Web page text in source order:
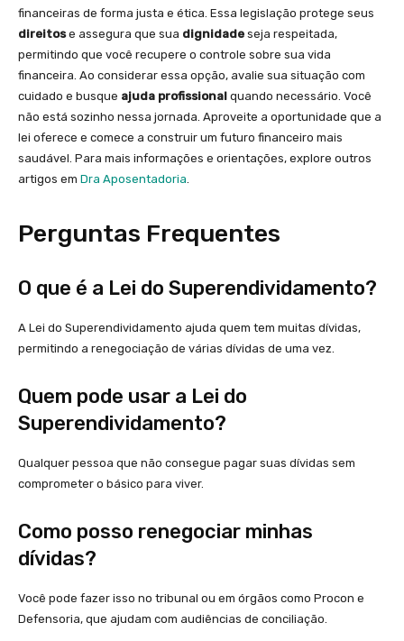
financeiras de forma justa e ética. Essa legislação protege seus
direitose assegura que sua dignidade seja respeitada,
permitindo que você recupere o controle sobre sua vida
financeira. Ao considerar essa opção, avalie sua situação com
cuidado e busque ajuda profissional quando necessário. Você
não está sozinho nessa jornada. Aproveite a oportunidade que a
lei oferece e comece a construir um futuro financeiro mais
saudável. Para mais informações e orientações, explore outros
artigos em Dra Aposentadoria.
Perguntas Frequentes
O que é a Lei do Superendividamento?
A Lei do Superendividamento ajuda quem tem muitas dívidas,
permitindo a renegociação de várias dívidas de uma vez.
Quem pode usar a Lei do
Superendividamento?
Qualquer pessoa que não consegue pagar suas dívidas sem
comprometer o básico para viver.
Como posso renegociar minhas
dívidas?
Você pode fazer isso no tribunal ou em órgãos como Procon e
Defensoria, que ajudam com audiências de conciliação.